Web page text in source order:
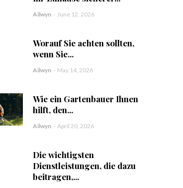
Ailwyn - June 12, 2026
Worauf Sie achten sollten,
wenn Sie...
Ailwyn - May 14, 2026
Wie ein Gartenbauer Ihnen
hilft, den...
Ailwyn - April 20, 2026
Die wichtigsten
Dienstleistungen, die dazu
beitragen,...